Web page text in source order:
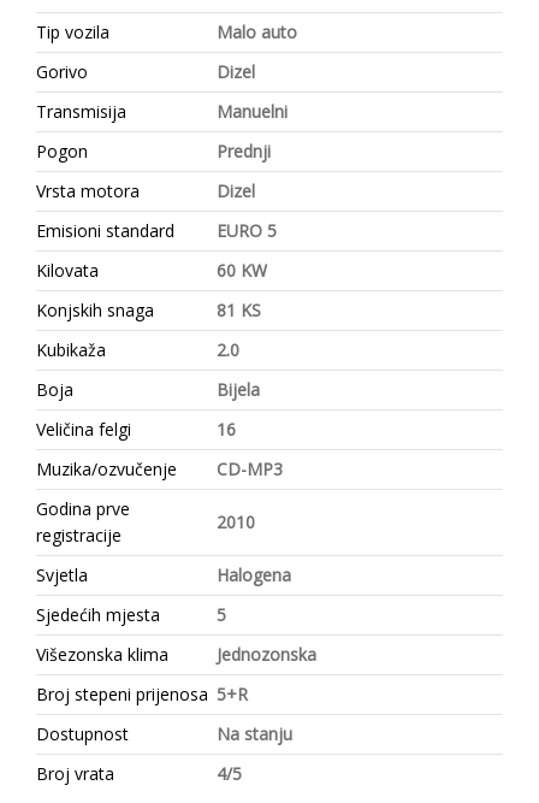
Tip vozila
Malo auto
Gorivo
Dizel
Transmisija
Manuelni
Pogon
Prednji
Vrsta motora
Dizel
Emisioni standard
EURO 5
Kilovata
60 KW
Konjskih snaga
81 KS
Kubikaža
2.0
Boja
Bijela
Veličina felgi
16
Muzika/ozvučenje
CD-MP3
Godina prve
registracije
2010
Svjetla
Halogena
Sjedećih mjesta
5
Višezonska klima
Jednozonska
Broj stepeni prijenosa 5+R
Dostupnost
Na stanju
Broj vrata
4/5